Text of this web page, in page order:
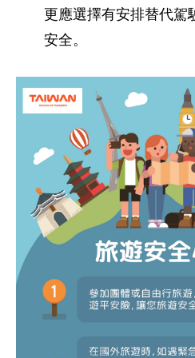
更應選擇有安排替代駕
安全。